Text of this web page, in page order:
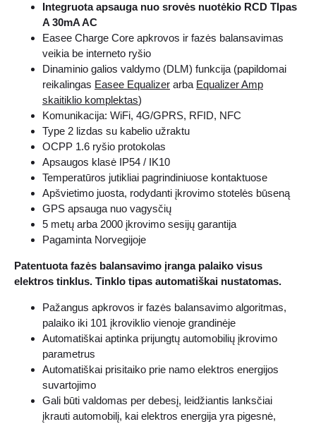
Integruota apsauga nuo srovės nuotėkio RCD TIpas
A 30mA AC
Easee Charge Core apkrovos ir fazės balansavimas
veikia be interneto ryšio
Dinaminio galios valdymo (DLM) funkcija (papildomai
reikalingas Easee Equalizer arba Equalizer Amp
skaitiklio komplektas)
Komunikacija: WiFi, 4G/GPRS, RFID, NFC
Type 2 lizdas su kabelio užraktu
OCPP 1.6 ryšio protokolas
Apsaugos klasė IP54 / IK10
Temperatūros jutikliai pagrindiniuose kontaktuose
Apšvietimo juosta, rodydanti įkrovimo stotelės būseną
GPS apsauga nuo vagysčių
5 metų arba 2000 įkrovimo sesijų garantija
Pagaminta Norvegijoje
Patentuota fazės balansavimo įranga palaiko visus
elektros tinklus. Tinklo tipas automatiškai nustatomas.
Pažangus apkrovos ir fazės balansavimo algoritmas,
palaiko iki 101 įkroviklio vienoje grandinėje
Automatiškai aptinka prijungtų automobilių įkrovimo
parametrus
Automatiškai prisitaiko prie namo elektros energijos
suvartojimo
Gali būti valdomas per debesį, leidžiantis lanksčiai
įkrauti automobilį, kai elektros energija yra pigesnė,